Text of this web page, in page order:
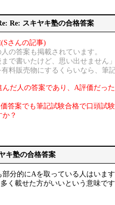
Re: スキヤキ塾の合格答案
さんの記事)
の答案も掲載されています。
で書いたけど、思い出せません
料販売物にするくらいなら、筆
んだ人の答案であり、A評価だっ
答案でも筆記試験合格で口頭試
か？
キ塾の合格答案
部分的にAを取っている人はいま
く載せた方がいいという意味で